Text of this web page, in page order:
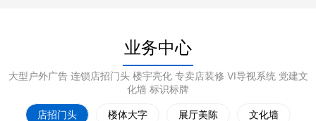
业务中心
大型户外广告 连锁店招门头 楼宇亮化 专卖店装修 VI导视系统 党建文
化墙 标识标牌
店招门头 楼体大字 展厅美陈 文化墙